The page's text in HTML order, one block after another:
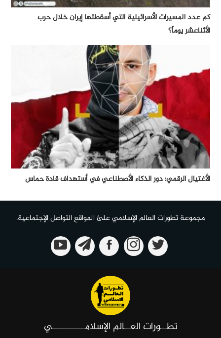
كم عدد المسيرات الأسرائيلية التي أسقطتها إيران خلال حرب
الأثناعشر يوماً؟
الأغتيال الرقمي: دور الذكاء الأصطناعي في أستهداف قادة حماس
مجموعة تطورات العالم الإسلامي علئ المواقع التواصل الإجتماعية.
تطــورات العــالم الإسلامـــــــــــي